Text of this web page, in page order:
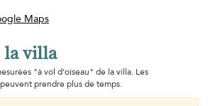
Maps
la villa
"à vol d'oiseau" de la villa. Les
prendre plus de temps.